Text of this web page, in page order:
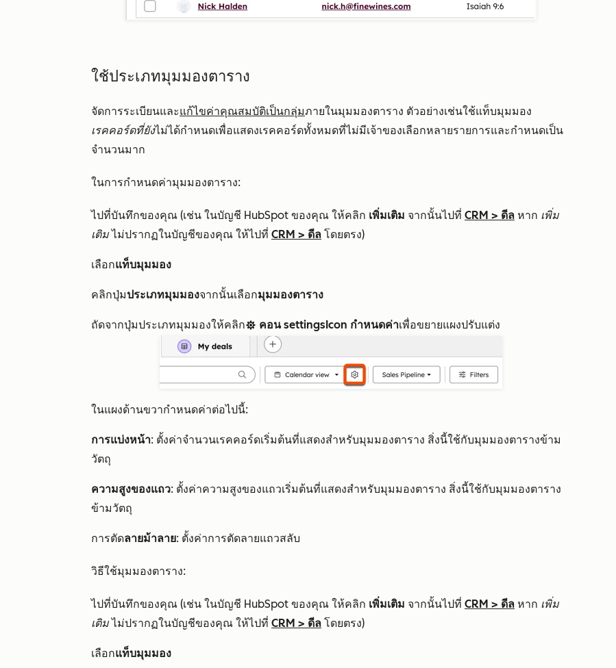
ใช้ประเภทมุมมองตาราง
จัดการระเบียนและแก้ไขค่าคุณสมบัติเป็นกลุ่มภายในมุมมองตาราง ตัวอย่างเช่นใช้แท็บมุมมอง
เรคคอร์ดที่ยังไม่ได้กำหนดเพื่อแสดงเรคคอร์ดทั้งหมดที่ไม่มีเจ้าของเลือกหลายรายการและกำหนดเป็น
จำนวนมาก
ในการกำหนดค่ามุมมองตาราง:
ไปที่บันทึกของคุณ (เช่น ในบัญชี HubSpot ของคุณ ให้คลิก เพิ่มเติม จากนั้นไปที่ CRM > ดีล หาก เพิ่ม
เติมไม่ปรากฏในบัญชีของคุณ ให้ไปที่ CRM > ดีล โดยตรง)
เลือกแท็บมุมมอง
คลิกปุ่มประเภทมุมมองจากนั้นเลือกมุมมองตาราง
ถัดจากปุ่มประเภทมุมมองให้คลิกsettingsIcon คอน settingsIcon กำหนดค่าเพื่อขยายแผงปรับแต่ง
ในแผงด้านขวากำหนดค่าต่อไปนี้:
การแบ่งหน้า: ตั้งค่าจำนวนเรคคอร์ดเริ่มต้นที่แสดงสำหรับมุมมองตาราง สิ่งนี้ใช้กับมุมมองตารางข้าม
วัตถุ
ความสูงของแถว: ตั้งค่าความสูงของแถวเริ่มต้นที่แสดงสำหรับมุมมองตาราง สิ่งนี้ใช้กับมุมมองตาราง
ข้ามวัตถุ
การตัดลายม้าลาย: ตั้งค่าการตัดลายแถวสลับ
วิธีใช้มุมมองตาราง:
ไปที่บันทึกของคุณ (เช่น ในบัญชี HubSpot ของคุณ ให้คลิก เพิ่มเติม จากนั้นไปที่ CRM > ดีล หาก เพิ่ม
เติมไม่ปรากฏในบัญชีของคุณ ให้ไปที่ CRM > ดีล โดยตรง)
เลือกแท็บมุมมอง